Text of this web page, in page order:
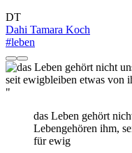
DT
Dahi Tamara Koch
#leben
"
das Leben gehört
Lebengehören ihm,
für ewig